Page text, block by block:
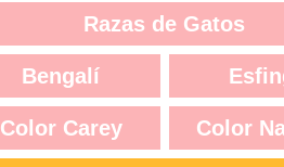
Razas de Gatos
Bengalí
Color Carey Color